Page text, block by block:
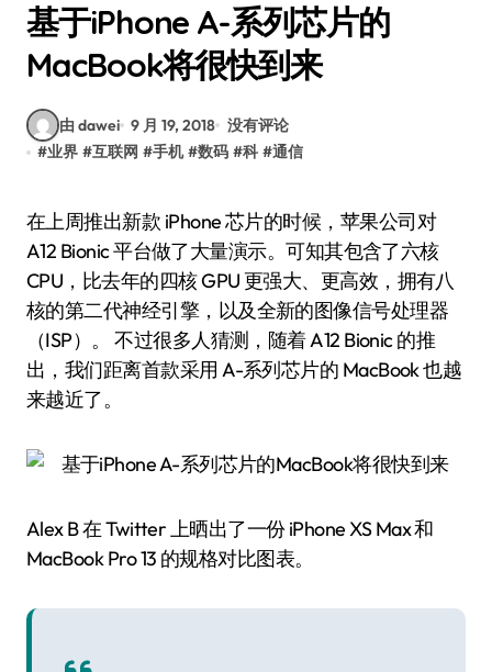
基于iPhone A-系列芯片的
MacBook将很快到来
由 dawei 9 月 19, 2018 没有评论
#业界 #互联网 #手机 #数码 #科 #通信
在上周推出新款 iPhone 芯片的时候，苹果公司对
A12 Bionic 平台做了大量演示。可知其包含了六核
CPU，比去年的四核 GPU 更强大、更高效，拥有八
核的第二代神经引擎，以及全新的图像信号处理器
（ISP）。 不过很多人猜测，随着 A12 Bionic 的推
出，我们距离首款采用 A-系列芯片的 MacBook 也越
来越近了。
Alex B 在 Twitter 上晒出了一份 iPhone XS Max 和
MacBook Pro 13 的规格对比图表。